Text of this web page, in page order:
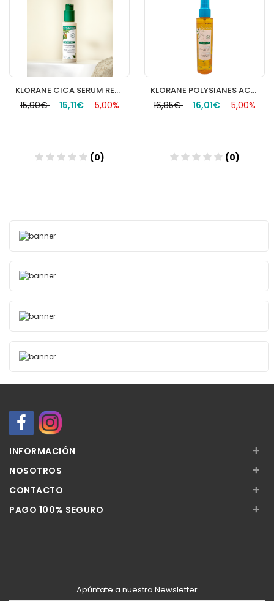
KLORANE CICA SERUM REPARAD. CUPUACU 100M
15,90€ 15,11€ 5,00%
(0)
KLORANE POLYSIANES ACEITE REPARADOR AFTERSUN 150ML
16,85€ 16,01€ 5,00%
(0)
INFORMACIÓN +
NOSOTROS +
CONTACTO +
PAGO 100% SEGURO +
Apúntate a nuestra Newsletter